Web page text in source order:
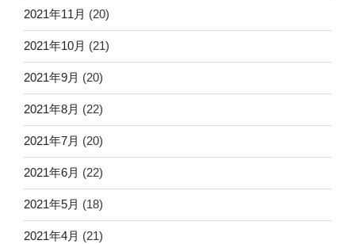
2021年11月 (20)
2021年10月 (21)
2021年9月 (20)
2021年8月 (22)
2021年7月 (20)
2021年6月 (22)
2021年5月 (18)
2021年4月 (21)